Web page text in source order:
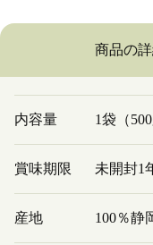
商品の
内容量 1袋（
賞味期限 未開封1
産地 100％静